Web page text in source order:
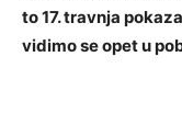
to 17. travnja
vidimo se opet u